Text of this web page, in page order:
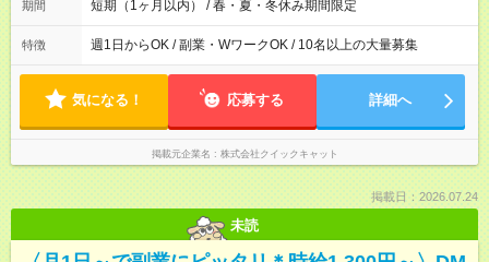
時００分 ・１４時００分～２２時００分 ・１７時００分～２２
期間 短期（1ヶ月以内） / 春・夏・冬休み期間限定
特徴 週1日からOK / 副業・WワークOK / 10名以上の大量募集
気になる！ 応募する 詳細へ
掲載元企業名 株式会社クイックキャット
掲載日：2026.07.24
未読